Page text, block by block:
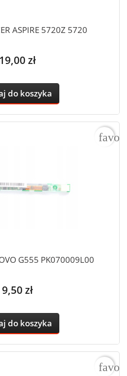
ASPIRE 5720Z 5720
Cena
19,00 zł
do koszyka
G555 PK070009L00
Cena
9,50 zł
do koszyka